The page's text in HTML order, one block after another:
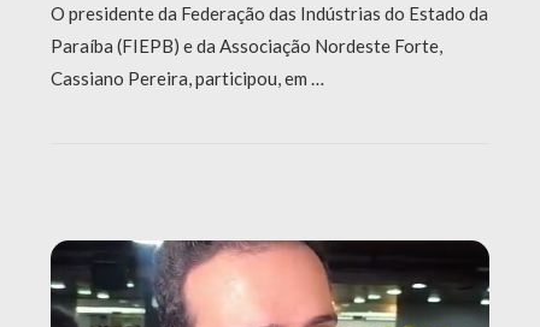
O presidente da Federação das Indústrias do Estado da
Paraíba (FIEPB) e da Associação Nordeste Forte,
Cassiano Pereira, participou, em …